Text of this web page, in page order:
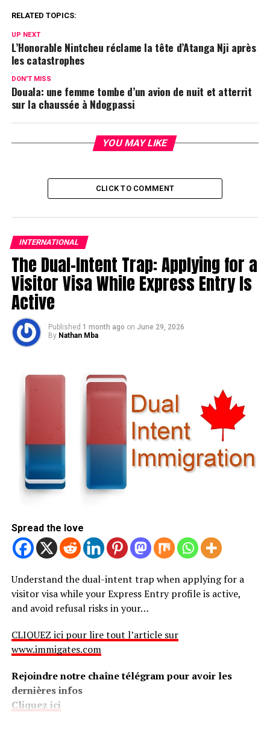
RELATED TOPICS:
UP NEXT
L’Honorable Nintcheu réclame la tête d’Atanga Nji après
les catastrophes
DON'T MISS
Douala: une femme tombe d’un avion de nuit et atterrit
sur la chaussée à Ndogpassi
YOU MAY LIKE
CLICK TO COMMENT
INTERNATIONAL
The Dual-Intent Trap: Applying for a
Visitor Visa While Express Entry Is
Active
Published 1 month ago on June 29, 2026
By Nathan Mba
Spread the love
Understand the dual-intent trap when applying for a
visitor visa while your Express Entry profile is active,
and avoid refusal risks in your…
CLIQUEZ ici pour lire tout l’article sur
www.immigates.com
Rejoindre notre chaîne télégram pour avoir les
dernières infos
Cliquez ici